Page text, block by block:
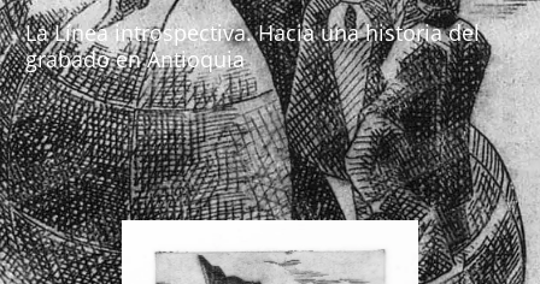
La Línea introspectiva. Hacia una historia del
grabado en Antioquia